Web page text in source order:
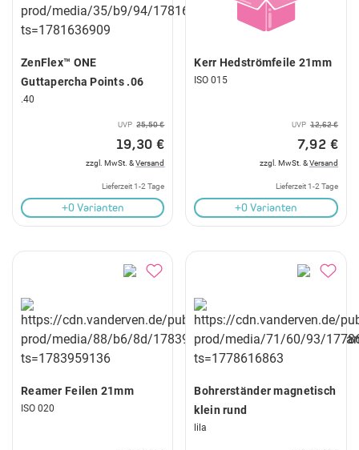
ZenFlex™ ONE
Guttapercha Points .06
.40
UVP 25,50 €
19,30 €
zzgl. MwSt. &Versand
Lieferzeit 1-2 Tage
+0 Varianten
Kerr Hedströmfeile 21mm
ISO 015
UVP 12,62 €
7,92 €
zzgl. MwSt. &Versand
Lieferzeit 1-2 Tage
+0 Varianten
Reamer Feilen 21mm
ISO 020
Bohrerständer magnetisch
klein rund
lila